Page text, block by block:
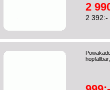
2
2 392:-